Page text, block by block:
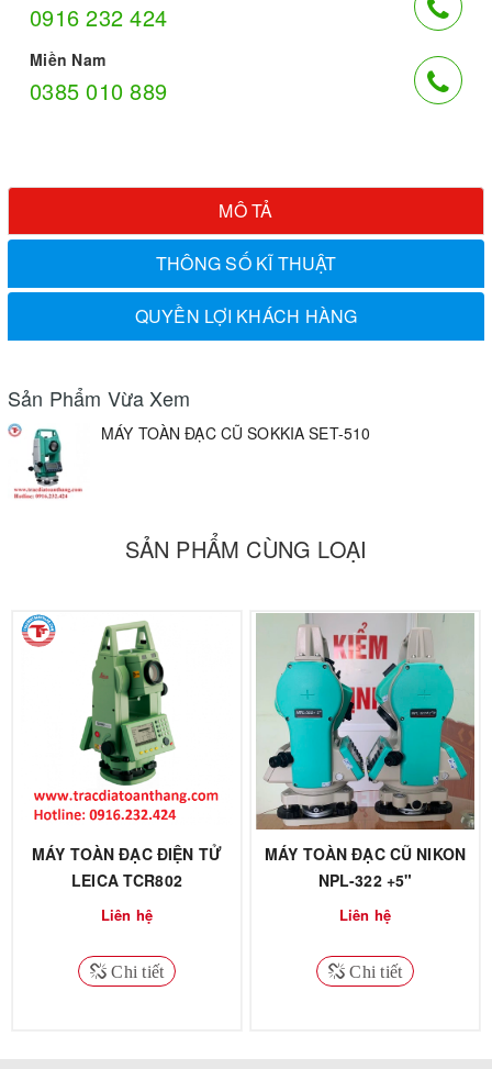
0916 232 424
Miền Nam
0385 010 889
MÔ TẢ
THÔNG SỐ KĨ THUẬT
QUYỀN LỢI KHÁCH HÀNG
Sản Phẩm Vừa Xem
MÁY TOÀN ĐẠC CŨ SOKKIA SET-510
SẢN PHẨM CÙNG LOẠI
MÁY TOÀN ĐẠC ĐIỆN TỬ
LEICA TCR802
Liên hệ
Chi tiết
MÁY TOÀN ĐẠC CŨ NIKON
NPL-322 +5"
Liên hệ
Chi tiết